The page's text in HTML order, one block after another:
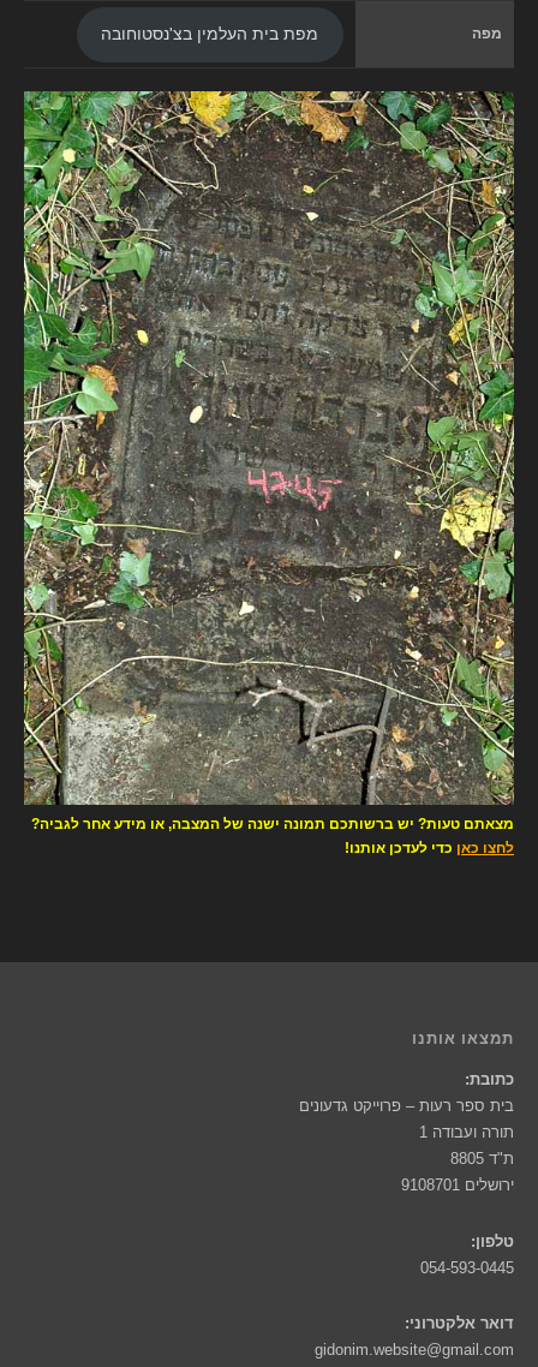
מפה מפת בית העלמין בצ'נסטוחובה
מצאתם טעות? יש ברשותכם תמונה ישנה של המצבה, או מידע אחר לגביה?
לחצו כאן כדי לעדכן אותנו!
תמצאו אותנו
כתובת:
בית ספר רעות – פרוייקט גדעונים
תורה ועבודה 1
ת"ד 8805
ירושלים 9108701
טלפון:
054-593-0445
דואר אלקטרוני:
gidonim.website@gmail.com